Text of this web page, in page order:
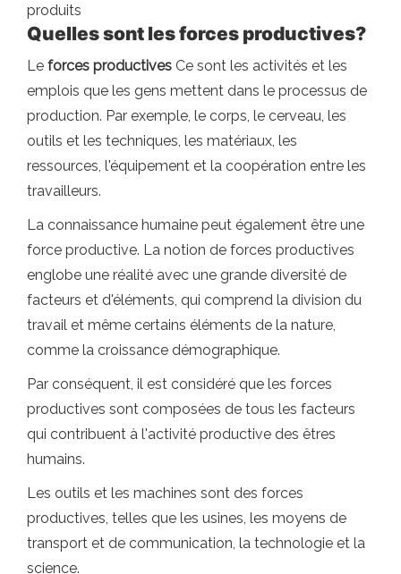
produits
Quelles sont les forces productives?
Le forces productives Ce sont les activités et les
emplois que les gens mettent dans le processus de
production. Par exemple, le corps, le cerveau, les
outils et les techniques, les matériaux, les
ressources, l'équipement et la coopération entre les
travailleurs.
La connaissance humaine peut également être une
force productive. La notion de forces productives
englobe une réalité avec une grande diversité de
facteurs et d'éléments, qui comprend la division du
travail et même certains éléments de la nature,
comme la croissance démographique.
Par conséquent, il est considéré que les forces
productives sont composées de tous les facteurs
qui contribuent à l'activité productive des êtres
humains.
Les outils et les machines sont des forces
productives, telles que les usines, les moyens de
transport et de communication, la technologie et la
science.